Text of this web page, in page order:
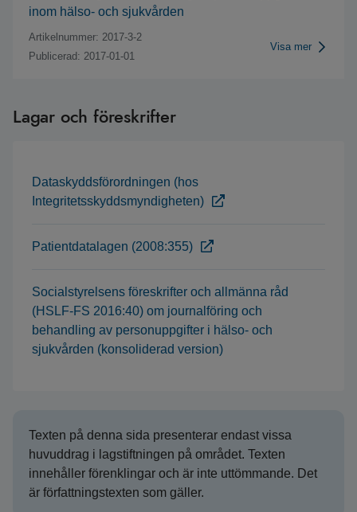
inom hälso- och sjukvården
Artikelnummer: 2017-3-2
Publicerad: 2017-01-01
Visa mer
Lagar och föreskrifter
Dataskyddsförordningen (hos
Integritetsskyddsmyndigheten)
Patientdatalagen (2008:355)
Socialstyrelsens föreskrifter och allmänna råd
(HSLF-FS 2016:40) om journalföring och
behandling av personuppgifter i hälso- och
sjukvården (konsoliderad version)
Texten på denna sida presenterar endast vissa
huvuddrag i lagstiftningen på området. Texten
innehåller förenklingar och är inte uttömmande. Det
är författningstexten som gäller.